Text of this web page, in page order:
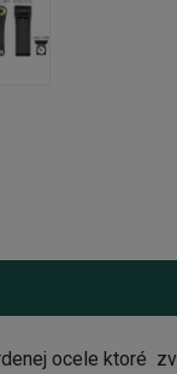
ocele ktoré